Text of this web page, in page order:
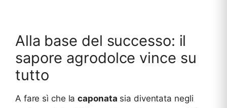
Alla base del successo: il
sapore agrodolce vince su
tutto
A fare sì che lacaponata sia diventata negli